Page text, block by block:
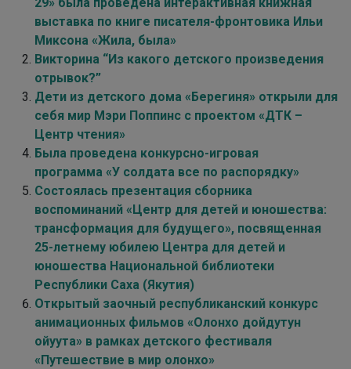
выставка по книге писателя-фронтовика Ильи
Миксона «Жила, была»
Викторина “Из какого детского произведения
отрывок?”
Дети из детского дома «Берегиня» открыли для
себя мир Мэри Поппинс с проектом «ДТК –
Центр чтения»
Была проведена конкурсно-игровая
программа «У солдата все по распорядку»
Состоялась презентация сборника
воспоминаний «Центр для детей и юношества:
трансформация для будущего», посвященная
25-летнему юбилею Центра для детей и
юношества Национальной библиотеки
Республики Саха (Якутия)
Открытый заочный республиканский конкурс
анимационных фильмов «Олонхо дойдутун
ойуута» в рамках детского фестиваля
«Путешествие в мир олонхо»